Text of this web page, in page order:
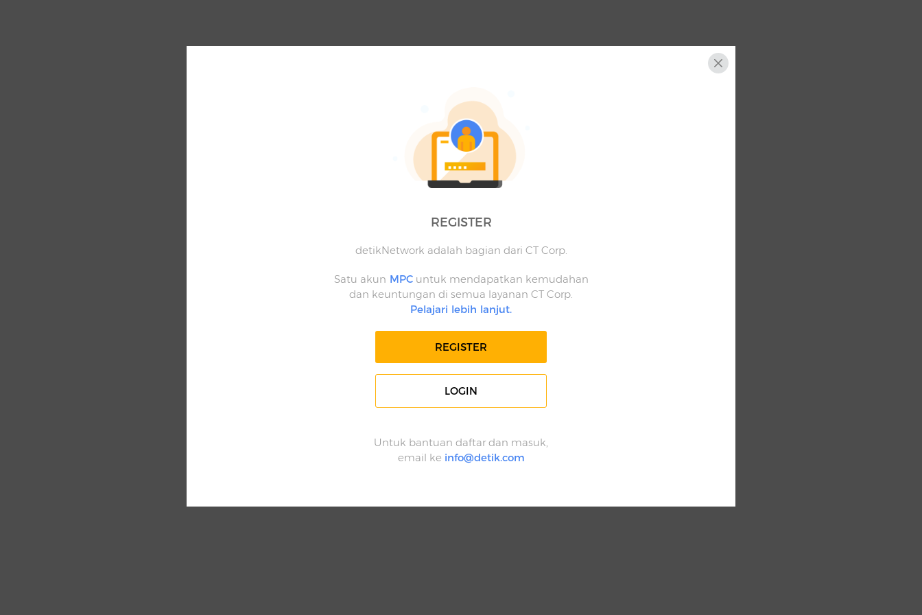
REGISTER
detikNetwork adalah bagian dari CT Corp.
Satu akun MPCuntuk mendapatkan kemudahan
dan keuntungan di semua layanan CT Corp.
Pelajari lebih lanjut.
REGISTER
LOGIN
Untuk bantuan daftar dan masuk,
email ke info@detik.com